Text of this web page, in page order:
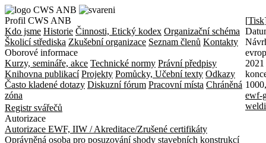
Profil CWS ANB
Kdo jsme Historie Činnosti, Etický kodex Organizační schéma
Školicí střediska Zkušební organizace Seznam členů Kontakty
Oborové informace
Kurzy, semináře, akce Technické normy Právní předpisy
Knihovna publikací Projekty Pomůcky, Učební texty Odkazy
Často kladené dotazy Diskuzní fórum Pracovní místa Chráněná
zóna
Registr svářečů
Autorizace
Autorizace EWF, IIW / Akreditace/Zrušené certifikáty
Oprávněná osoba pro posuzování shody stavebních konstrukcí
[Tisk
ewf-